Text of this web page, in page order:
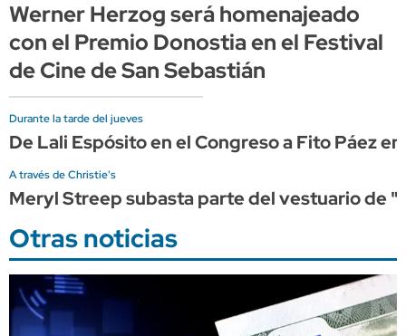
Werner Herzog será homenajeado
con el Premio Donostia en el Festival
de Cine de San Sebastián
Durante la tarde del jueves
De Lali Espósito en el Congreso a Fito Páez
A través de Christie's
Meryl Streep subasta parte del vestuario de
Otras noticias